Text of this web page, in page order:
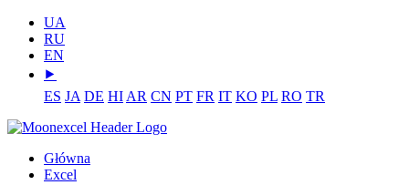
UA
RU
EN
⯈
ES JA DE HI AR CN PT FR IT KO PL RO TR
Główna
Excel